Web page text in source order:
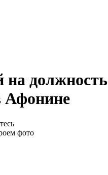
на
Афонине
фото